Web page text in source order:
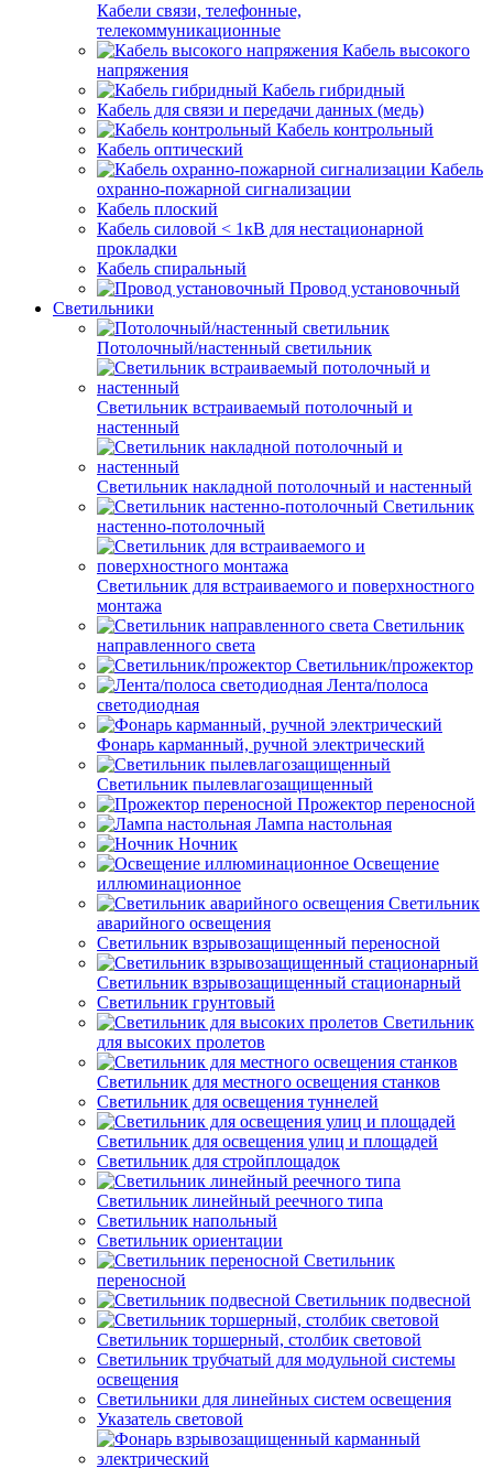
Кабели связи, телефонные,
телекоммуникационные
Кабель высокого
напряжения
Кабель гибридный
Кабель для связи и передачи данных (медь)
Кабель контрольный
Кабель оптический
Кабель
охранно-пожарной сигнализации
Кабель плоский
Кабель силовой < 1кВ для нестационарной
прокладки
Кабель спиральный
Провод установочный
Светильники
Потолочный/настенный светильник
Светильник встраиваемый потолочный и
настенный
Светильник накладной потолочный и настенный
Светильник
настенно-потолочный
Светильник для встраиваемого и поверхностного
монтажа
Светильник
направленного света
Светильник/прожектор
Лента/полоса
светодиодная
Фонарь карманный, ручной электрический
Светильник пылевлагозащищенный
Прожектор переносной
Лампа настольная
Ночник
Освещение
иллюминационное
Светильник
аварийного освещения
Светильник взрывозащищенный переносной
Светильник взрывозащищенный стационарный
Светильник грунтовый
Светильник
для высоких пролетов
Светильник для местного освещения станков
Светильник для освещения туннелей
Светильник для освещения улиц и площадей
Светильник для стройплощадок
Светильник линейный реечного типа
Светильник напольный
Светильник ориентации
Светильник
переносной
Светильник подвесной
Светильник торшерный, столбик световой
Светильник трубчатый для модульной системы
освещения
Светильники для линейных систем освещения
Указатель световой